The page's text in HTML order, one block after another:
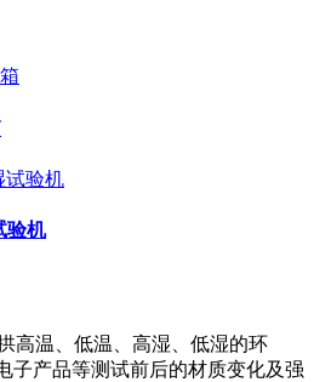
验机
高温、低温、高湿、低湿的环
子产品等测试前后的材质变化及强